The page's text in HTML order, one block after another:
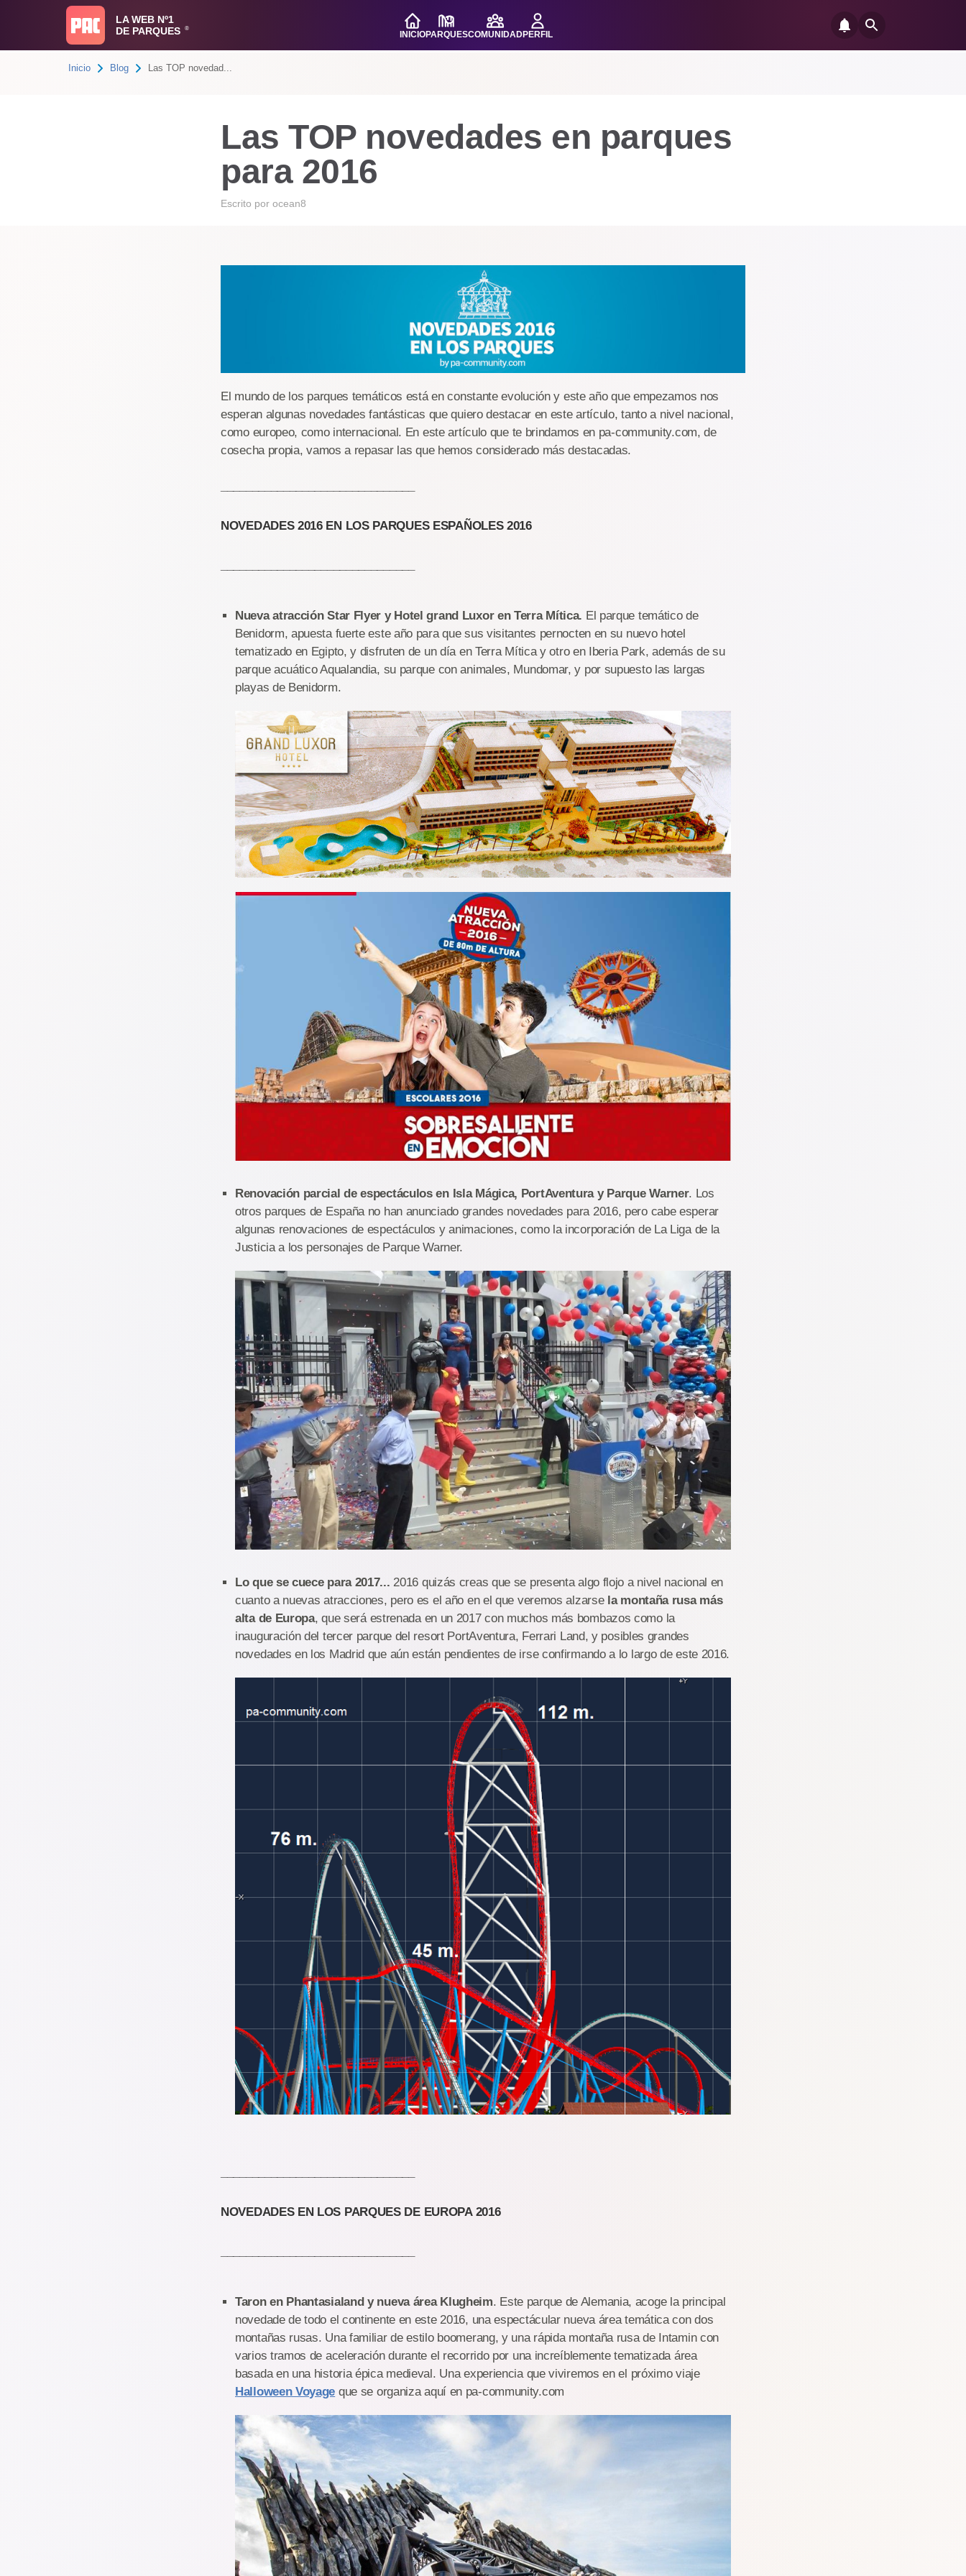
LA WEB Nº1
DE PARQUES
®
INICIOPARQUESCOMUNIDADPERFIL
Inicio Blog Las TOP novedad...
Las TOP novedades en parques
para 2016
Escrito por ocean8
El mundo de los parques temáticos está en constante evolución y este año que empezamos nos
esperan algunas novedades fantásticas que quiero destacar en este artículo, tanto a nivel nacional,
como europeo, como internacional. En este artículo que te brindamos en pa-community.com, de
cosecha propia, vamos a repasar las que hemos considerado más destacadas.
NOVEDADES 2016 EN LOS PARQUES ESPAÑOLES 2016
Nueva atracción Star Flyer y Hotel grand Luxor en Terra Mítica. El parque temático de
Benidorm, apuesta fuerte este año para que sus visitantes pernocten en su nuevo hotel
tematizado en Egipto, y disfruten de un día en Terra Mítica y otro en Iberia Park, además de su
parque acuático Aqualandia, su parque con animales, Mundomar, y por supuesto las largas
playas de Benidorm.
Renovación parcial de espectáculos en Isla Mágica, PortAventura y Parque Warner. Los
otros parques de España no han anunciado grandes novedades para 2016, pero cabe esperar
algunas renovaciones de espectáculos y animaciones, como la incorporación de La Liga de la
Justicia a los personajes de Parque Warner.
Lo que se cuece para 2017... 2016 quizás creas que se presenta algo flojo a nivel nacional en
cuanto a nuevas atracciones, pero es el año en el que veremos alzarsela montaña rusa más
alta de Europa, que será estrenada en un 2017 con muchos más bombazos como la
inauguración del tercer parque del resort PortAventura, Ferrari Land, y posibles grandes
novedades en los Madrid que aún están pendientes de irse confirmando a lo largo de este 2016.
NOVEDADES EN LOS PARQUES DE EUROPA 2016
Taron en Phantasialand y nueva área Klugheim. Este parque de Alemania, acoge la principal
novedade de todo el continente en este 2016, una espectácular nueva área temática con dos
montañas rusas. Una familiar de estilo boomerang, y una rápida montaña rusa de Intamin con
varios tramos de aceleración durante el recorrido por una increíblemente tematizada área
basada en una historia épica medieval. Una experiencia que viviremos en el próximo viaje
Halloween Voyage que se organiza aquí en pa-community.com